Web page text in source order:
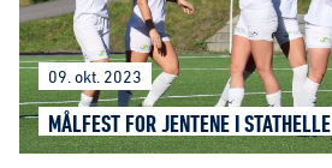
09. okt. 2023
MÅLFEST FOR JENTENE I STATHELLE